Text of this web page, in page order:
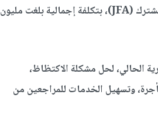
(JFA)، بتكلفة إجمالية بلغت مليون
الحالي، لحل مشكلة الاكتظاظ،
وتسهيل الخدمات للمراجعين من